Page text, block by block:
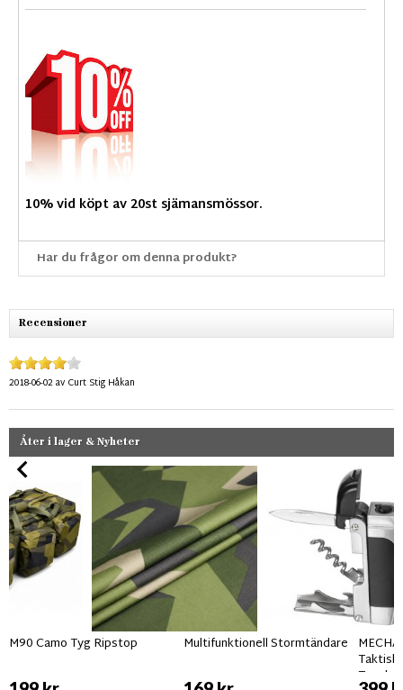
10% vid köpt av 20st sjämansmössor.
Har du frågor om denna produkt?
Recensioner
2018-06-02av Curt Stig Håkan
Åter i lager & Nyheter
M90 Camo Tyg Ripstop Multifunktionell Stormtändare